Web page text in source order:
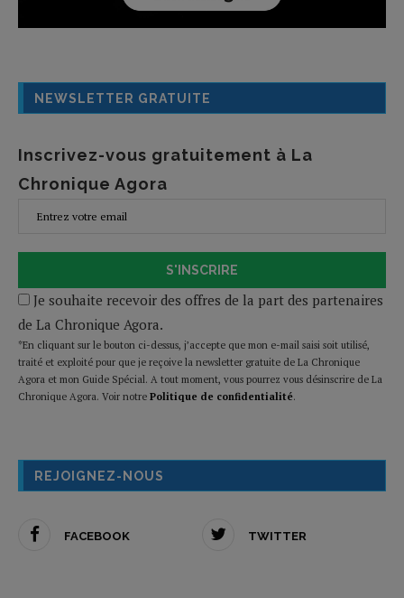
NEWSLETTER GRATUITE
Inscrivez-vous gratuitement à La
Chronique Agora
S'INSCRIRE
Je souhaite recevoir des offres de la part des partenaires
de La Chronique Agora.
*En cliquant sur le bouton ci-dessus, j’accepte que mon e-mail saisi soit utilisé,
traité et exploité pour que je reçoive la newsletter gratuite de La Chronique
Agora et mon Guide Spécial. A tout moment, vous pourrez vous désinscrire de La
Chronique Agora. Voir notre Politique de confidentialité.
REJOIGNEZ-NOUS
FACEBOOK TWITTER